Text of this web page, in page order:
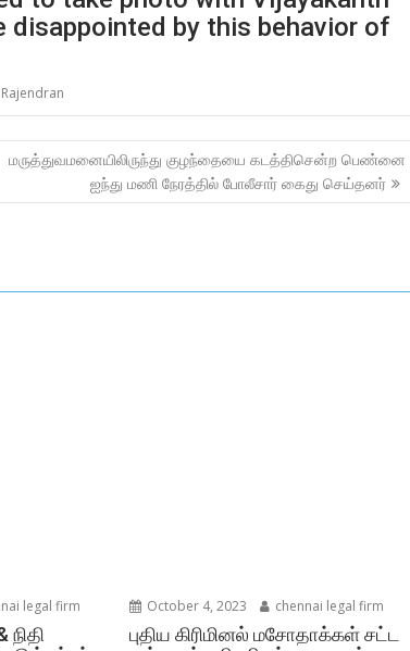
disappointed by this behavior of
மருத்துவமனையிலிருந்து குழந்தையை கடத்திசென்ற பெண்னை
ஐந்து மணி நேரத்தில் போலீசார் கைது செய்தனர்
legal firm October 4, 2023 chennai legal firm
புதிய கிரிமினல் மசோதாக்கள் சட்ட